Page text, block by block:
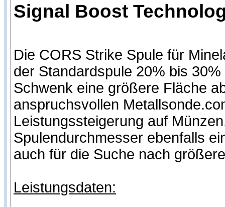
Signal Boost
Die CORS Strike Spule für
der Standardspule 20% bis
Schwenk eine größere Fläche
anspruchsvollen
Leistungssteigerung auf
Spulendurchmesser ebenfalls
auch für die Suche nach
Leistungsdaten: